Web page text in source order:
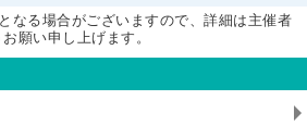
なる場合がございますので、詳細は主催者
願い申し上げます。